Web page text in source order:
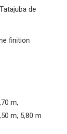
de
finition
m,
m, 5,80 m